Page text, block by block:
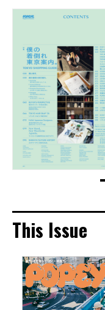
This Issue